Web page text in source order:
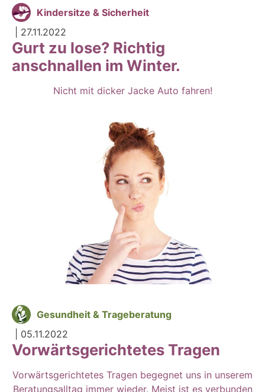
Kindersitze & Sicherheit
27.11.2022
Gurt zu lose? Richtig
anschnallen im Winter.
Nicht mit dicker Jacke Auto fahren!
Gesundheit & Trageberatung
05.11.2022
Vorwärtsgerichtetes Tragen
Vorwärtsgerichtetes Tragen begegnet uns in unserem
Beratungsalltag immer wieder. Meist ist es verbunden